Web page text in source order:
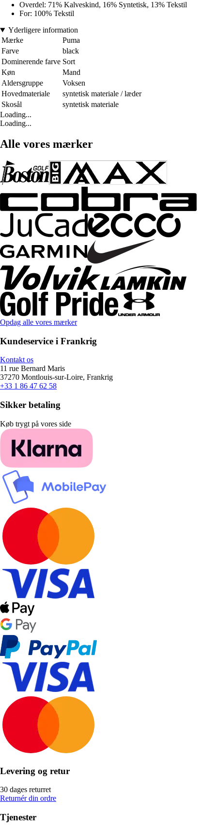
Overdel: 71% Kalveskind, 16% Syntetisk, 13% Tekstil
For: 100% Tekstil
Yderligere information
Mærke
Puma
Farve
black
Dominerende farve Sort
Køn
Mand
Aldersgruppe
Voksen
Hovedmateriale
syntetisk materiale / læder
Skosål
syntetisk materiale
Loading...
Loading...
Alle vores mærker
Opdag alle vores mærker
Kundeservice i Frankrig
Kontakt os
11 rue Bernard Maris
37270 Montlouis-sur-Loire, Frankrig
+33 1 86 47 62 58
Sikker betaling
Køb trygt på vores side
Levering og retur
30 dages returret
Returnér din ordre
Tjenester